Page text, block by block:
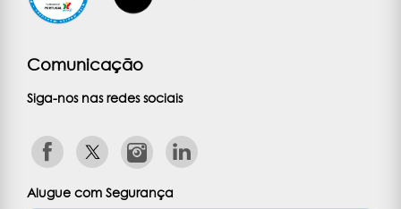
Comunicação
Siga-nos nas redes sociais
Alugue com Segurança